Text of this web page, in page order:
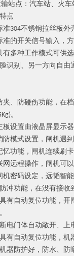
站点：汽车站、火车
能特
准304不锈钢拉丝板
准的开关信号输入，
有多种工作模式可供
识别、另一方向自由
夹、防碰伤功能，在
。
板设置由液晶屏显示
防模式设置，闸机遇
忆功能，闸机连续刷
网远程操作，闸机可
机密码设定， 远韬智能
冲功能，在没有接
有自动复位功能，
电门体自动敞开、
有自动复位功能，
器防护好，防水、防